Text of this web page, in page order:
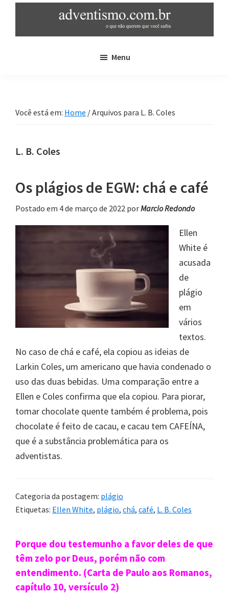
main
sidebar
que
saiba
Menu
Você está em: Home /Arquivos para L. B. Coles
L. B. Coles
Os plágios de EGW: chá e café
Postado em 4 de março de 2022 porMarcio Redondo
Ellen
White é
acusada
de
plágio
em
vários
textos.
No caso de chá e café, ela copiou as ideias de
Larkin Coles, um americano que havia condenado o
uso das duas bebidas. Uma comparação entre a
Ellen e Coles confirma que ela copiou. Para piorar,
tomar chocolate quente também é problema, pois
chocolate é feito de cacau, e cacau tem CAFEÍNA,
que é a substância problemática para os
adventistas.
Categoria da postagem: plágio
Etiquetas: Ellen White, plágio, chá, café, L. B. Coles
Sidebar
primária
Porque dou testemunho a favor deles de que
têm zelo por Deus, porém não com
entendimento. (Carta de Paulo aos Romanos,
capítulo 10, versículo 2)